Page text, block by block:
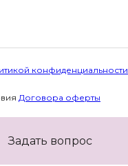
конфиденциальности
Договора оферты
Задать вопрос